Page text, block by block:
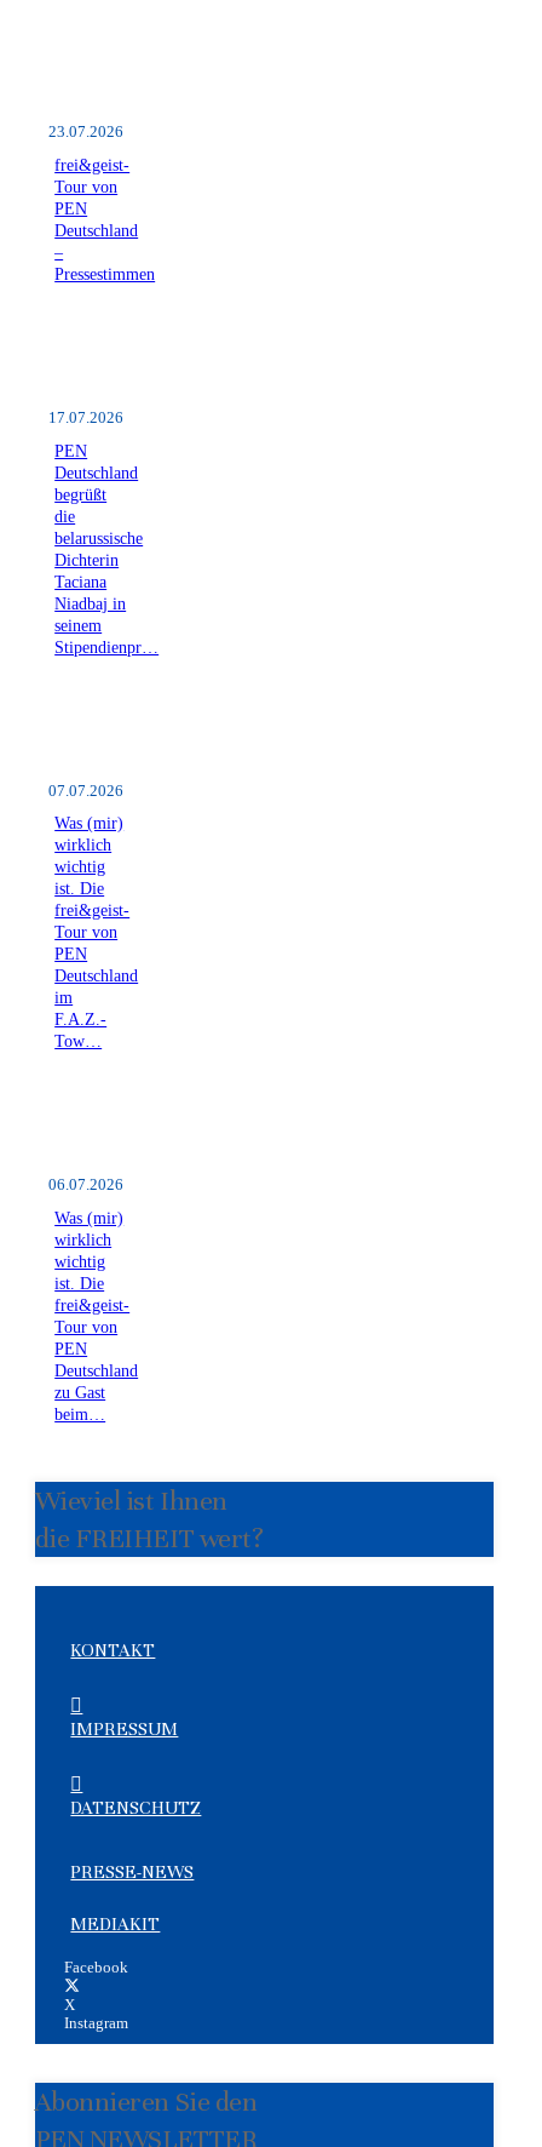
23.07.2026
frei&geist-
Tour von
PEN
Deutschland
–
Pressestimmen
17.07.2026
PEN
Deutschland
begrüßt
die
belarussische
Dichterin
Taciana
Niadbaj in
seinem
Stipendienpr…
07.07.2026
Was (mir)
wirklich
wichtig
ist. Die
frei&geist-
Tour von
PEN
Deutschland
im
F.A.Z.-
Tow…
06.07.2026
Was (mir)
wirklich
wichtig
ist. Die
frei&geist-
Tour von
PEN
Deutschland
zu Gast
beim…
Wieviel ist Ihnen
die FREIHEIT wert?
KONTAKT
IMPRESSUM
DATENSCHUTZ
PRESSE-NEWS
MEDIAKIT
Facebook
X
Instagram
Abonnieren Sie den
PEN NEWSLETTER